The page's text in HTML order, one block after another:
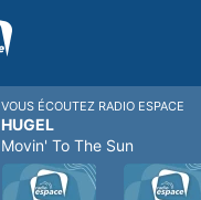
VOUS ÉCOUTEZ RADIO ESPACE
HUGEL
Movin' To The Sun